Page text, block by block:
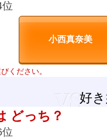
ください。
好
どっち？